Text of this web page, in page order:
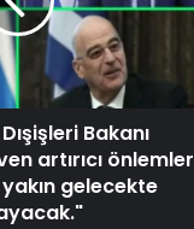
Bakanı
artırıcı önlemler
gelecekte